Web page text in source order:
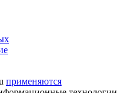
применяются